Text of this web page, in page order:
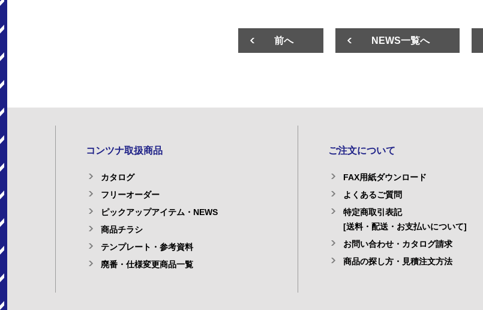
前へ NEWS一覧へ
コンツナ取扱商品
カタログ
フリーオーダー
ピックアップアイテム・NEWS
商品チラシ
テンプレート・参考資料
廃番・仕様変更商品一覧
ご注文について
FAX用紙ダウンロード
よくあるご質問
特定商取引表記
[送料・配送・お支払いについて]
お問い合わせ・カタログ請求
商品の探し方・見積注文方法